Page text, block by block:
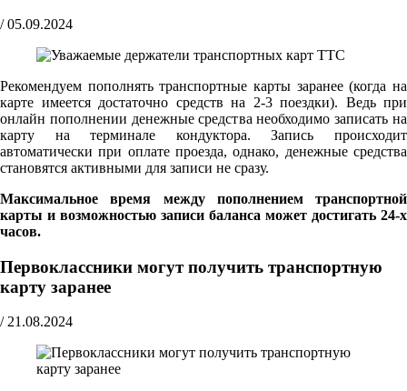
/ 05.09.2024
Рекомендуем пополнять транспортные карты заранее (когда на
карте имеется достаточно средств на 2-3 поездки). Ведь при
онлайн пополнении денежные средства необходимо записать на
карту на терминале кондуктора. Запись происходит
автоматически при оплате проезда, однако, денежные средства
становятся активными для записи не сразу.
Максимальное время между пополнением транспортной
карты и возможностью записи баланса может достигать 24-х
часов.
Первоклассники могут получить транспортную
карту заранее
/ 21.08.2024